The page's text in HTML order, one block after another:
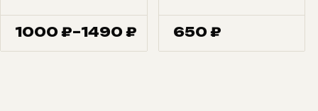
1000 ₽–1490 ₽
Диапазон
цен:
650 ₽